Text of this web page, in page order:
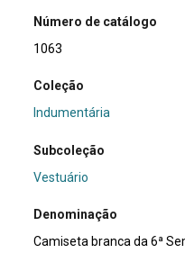
Número de catálogo
1063
Coleção
Indumentária
Subcoleção
Vestuário
Denominação
Camiseta branca da 6ª